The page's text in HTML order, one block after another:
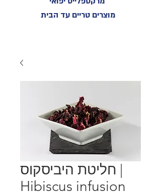
מוצרים טריים עד הבית
חליטת היביסקוס |
Hibiscus infusion